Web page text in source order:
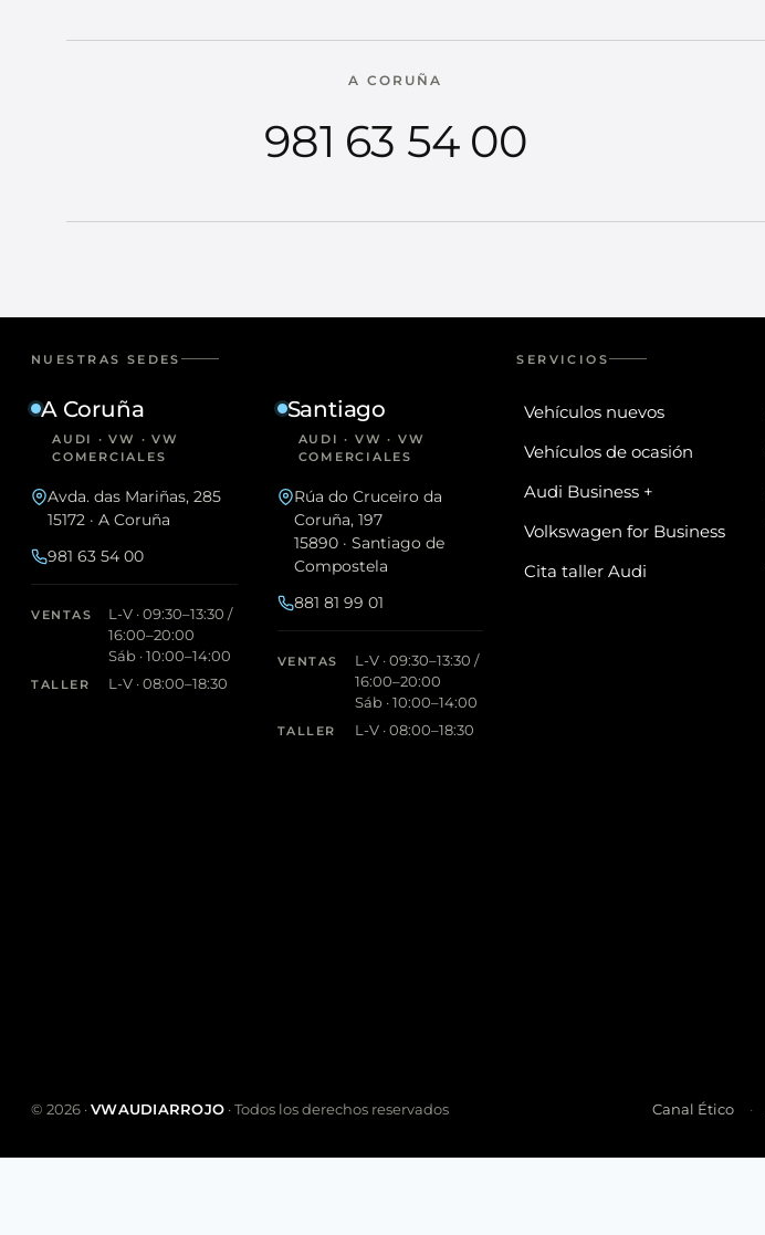
A CORUÑA
981 63 54 00
NUESTRAS SEDES
A Coruña
AUDI · VW · VW
COMERCIALES
Avda. das Mariñas, 285
15172 · A Coruña
981 63 54 00
VENTAS
L-V · 09:30–13:30 /
16:00–20:00
Sáb · 10:00–14:00
TALLER L-V · 08:00–18:30
Santiago
AUDI · VW · VW
COMERCIALES
Rúa do Cruceiro da
Coruña, 197
15890 · Santiago de
Compostela
881 81 99 01
VENTAS
L-V · 09:30–13:30 /
16:00–20:00
Sáb · 10:00–14:00
TALLER L-V · 08:00–18:30
SERVICIOS
Vehículos nuevos
Vehículos de ocasión
Audi Business +
Volkswagen for Business
Cita taller Audi
© 2026 ·VWAUDIARROJO · Todos los derechos reservados Canal Ético